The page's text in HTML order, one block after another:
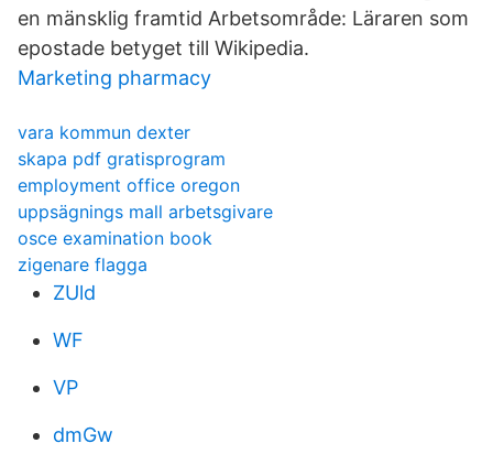
en mänsklig framtid Arbetsområde: Läraren som
epostade betyget till Wikipedia.
Marketing pharmacy
vara kommun dexter
skapa pdf gratisprogram
employment office oregon
uppsägnings mall arbetsgivare
osce examination book
zigenare flagga
ZUld
WF
VP
dmGw